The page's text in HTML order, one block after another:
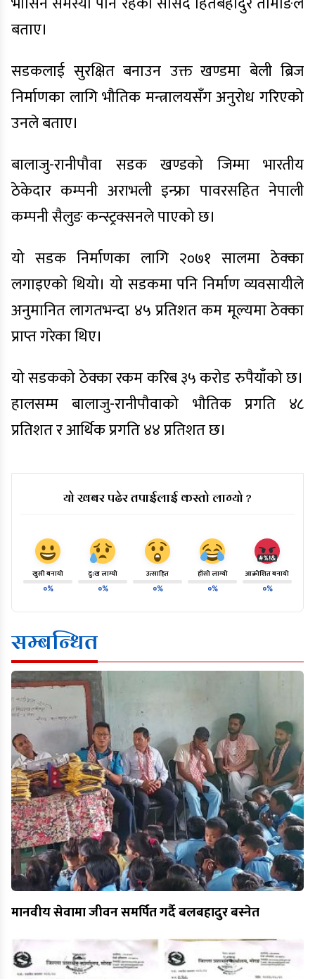
बताए।
सडकलाई सुरक्षित बनाउन उक्त खण्डमा बेली ब्रिज
निर्माणका लागि भौतिक मन्त्रालयसँग अनुरोध गरिएको
उनले बताए।
बालाजु-रानीपौवा सडक खण्डको जिम्मा भारतीय
ठेकेदार कम्पनी अराभली इन्फ्रा पावरसहित नेपाली
कम्पनी सैलुङ कन्स्ट्रक्सनले पाएको छ।
यो सडक निर्माणका लागि २०७१ सालमा ठेक्का
लगाइएको थियो। यो सडकमा पनि निर्माण व्यवसायीले
अनुमानित लागतभन्दा ४५ प्रतिशत कम मूल्यमा ठेक्का
प्राप्त गरेका थिए।
यो सडकको ठेक्का रकम करिब ३५ करोड रुपैयाँको छ।
हालसम्म बालाजु-रानीपौवाको भौतिक प्रगति ४८
प्रतिशत र आर्थिक प्रगति ४४ प्रतिशत छ।
यो खबर पढेर तपाईलाई कस्तो लाग्यो ?
खुसी बनायो
०%
दु:ख लाग्यो
०%
उत्साहित
०%
हाँसो लाग्यो
०%
आक्रोशित बनायो
०%
सम्बन्धित
मानवीय सेवामा जीवन समर्पित गर्दै बलबहादुर बस्नेत